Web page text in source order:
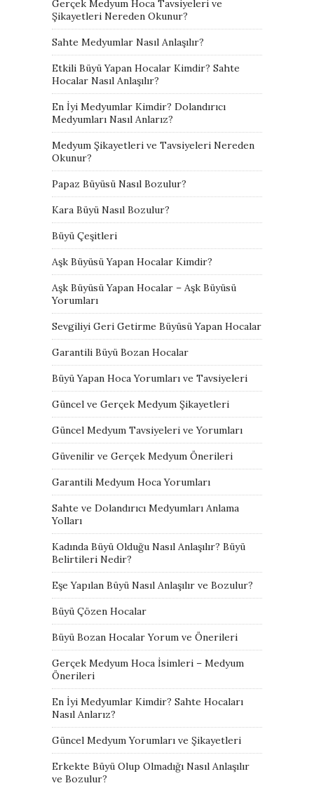
Gerçek Medyum Hoca Tavsiyeleri ve
Şikayetleri Nereden Okunur?
Sahte Medyumlar Nasıl Anlaşılır?
Etkili Büyü Yapan Hocalar Kimdir? Sahte
Hocalar Nasıl Anlaşılır?
En İyi Medyumlar Kimdir? Dolandırıcı
Medyumları Nasıl Anlarız?
Medyum Şikayetleri ve Tavsiyeleri Nereden
Okunur?
Papaz Büyüsü Nasıl Bozulur?
Kara Büyü Nasıl Bozulur?
Büyü Çeşitleri
Aşk Büyüsü Yapan Hocalar Kimdir?
Aşk Büyüsü Yapan Hocalar – Aşk Büyüsü
Yorumları
Sevgiliyi Geri Getirme Büyüsü Yapan Hocalar
Garantili Büyü Bozan Hocalar
Büyü Yapan Hoca Yorumları ve Tavsiyeleri
Güncel ve Gerçek Medyum Şikayetleri
Güncel Medyum Tavsiyeleri ve Yorumları
Güvenilir ve Gerçek Medyum Önerileri
Garantili Medyum Hoca Yorumları
Sahte ve Dolandırıcı Medyumları Anlama
Yolları
Kadında Büyü Olduğu Nasıl Anlaşılır? Büyü
Belirtileri Nedir?
Eşe Yapılan Büyü Nasıl Anlaşılır ve Bozulur?
Büyü Çözen Hocalar
Büyü Bozan Hocalar Yorum ve Önerileri
Gerçek Medyum Hoca İsimleri – Medyum
Önerileri
En İyi Medyumlar Kimdir? Sahte Hocaları
Nasıl Anlarız?
Güncel Medyum Yorumları ve Şikayetleri
Erkekte Büyü Olup Olmadığı Nasıl Anlaşılır
ve Bozulur?